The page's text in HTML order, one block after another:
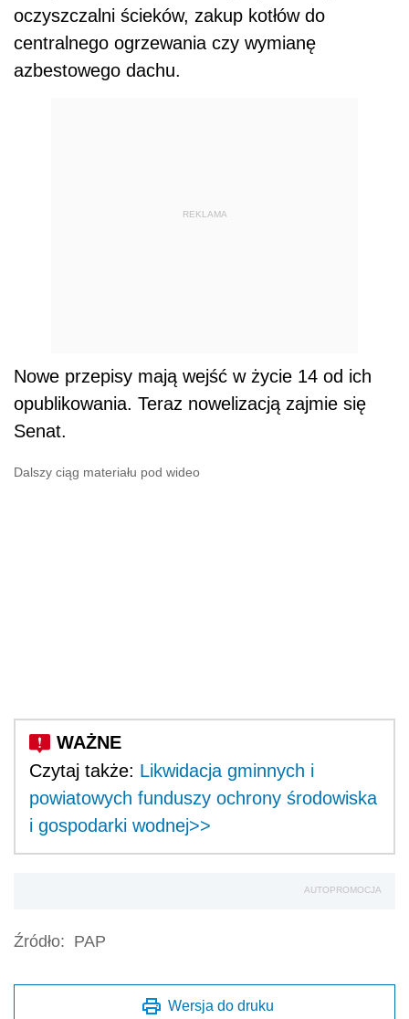
oczyszczalni ścieków, zakup kotłów do
centralnego ogrzewania czy wymianę
azbestowego dachu.
REKLAMA
Nowe przepisy mają wejść w życie 14 od ich
opublikowania. Teraz nowelizacją zajmie się
Senat.
Dalszy ciąg materiału pod wideo
Czytaj także: Likwidacja gminnych i
powiatowych funduszy ochrony środowiska
i gospodarki wodnej>>
AUTOPROMOCJA
Źródło: PAP
Wersja do druku